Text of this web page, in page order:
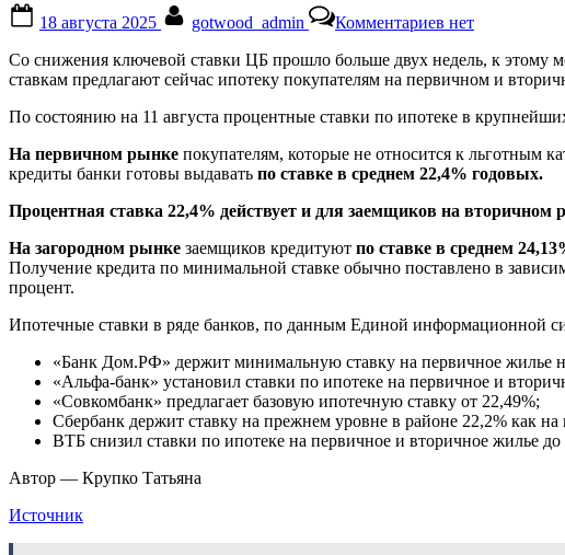
on
18 августа 2025 gotwood_admin Комментариевзаписи
снизились
процентные
по
ипотеке
за
прошедшие
две
.
нет
Со снижения ключевой ставки ЦБ прошло больше двух недель, к этому
ставкам предлагают сейчас ипотеку покупателям на первичном и
По состоянию на 11 августа процентные ставки по ипотеке в
На первичном рынке покупателям, которые не относится к льготным
кредиты банки готовы выдавать по ставке в среднем 22,4% годовых.
Процентная ставка 22,4% действует и для заемщиков на вторичном
На загородном рынке заемщиков кредитуют по ставке в среднем
Получение кредита по минимальной ставке обычно поставлено в
процент.
Ипотечные ставки в ряде банков, по данным Единой информационной
«Банк Дом.РФ» держит минимальную ставку на первичное жилье
«Альфа-банк» установил ставки по ипотеке на первичное и
«Совкомбанк» предлагает базовую ипотечную ставку от 22,49%;
Сбербанк держит ставку на прежнем уровне в районе 22,2% как
ВТБ снизил ставки по ипотеке на первичное и вторичное жилье до
Автор — Крупко Татьяна
Источник